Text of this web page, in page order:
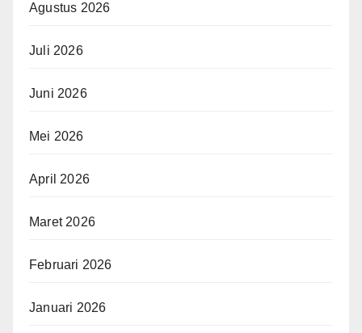
Agustus 2026
Juli 2026
Juni 2026
Mei 2026
April 2026
Maret 2026
Februari 2026
Januari 2026